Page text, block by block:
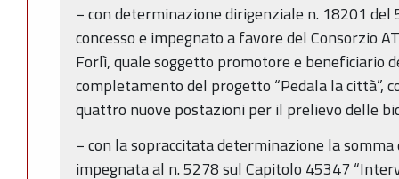
− con determinazione dirigenziale n. 18201
concesso e impegnato a favore del Consorzio
Forlì, quale soggetto promotore e beneficiario
completamento del progetto “Pedala la città”,
quattro nuove postazioni per il prelievo delle
− con la sopraccitata determinazione la
impegnata al n. 5278 sul Capitolo 45347